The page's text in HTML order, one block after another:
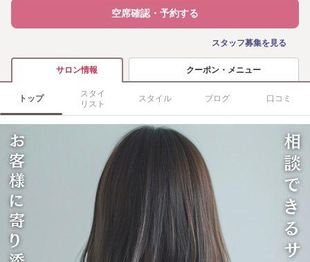
空席確認・予約する
スタッフ募集を見る
サロン情報 クーポン・メニュー
トップ
スタイ
リスト
スタイル ブログ 口コミ